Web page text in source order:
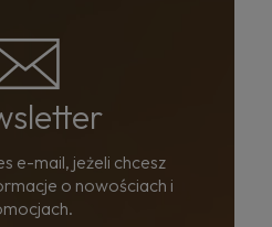
e-mail, jeżeli chcesz
o nowościach i